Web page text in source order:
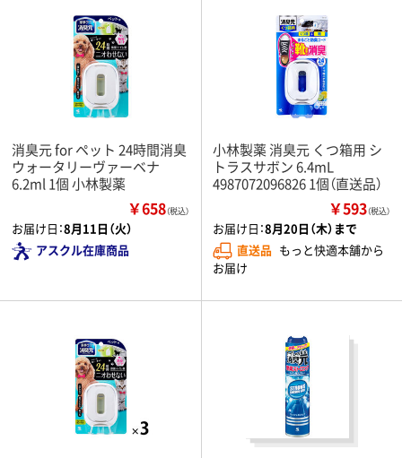
消臭元 for ペット 24時間消臭
ウォータリーヴァーベナ
6.2ml 1個 小林製薬
￥658（税込）
お届け日：8月11日（火）
アスクル在庫商品
小林製薬 消臭元 くつ箱用 シ
トラスサボン 6.4mL
4987072096826 1個（直送品）
￥593（税込）
お届け日：8月20日（木）まで
直送品 もっと快適本舗から
お届け